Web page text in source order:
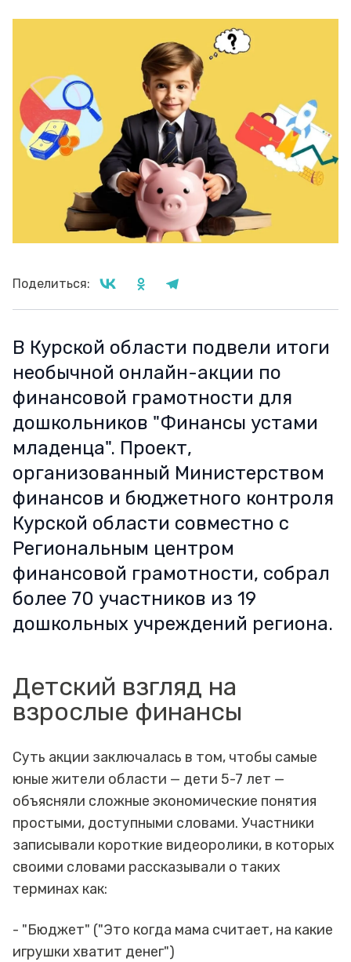
Поделиться:
В Курской области подвели итоги
необычной онлайн-акции по
финансовой грамотности для
дошкольников "Финансы устами
младенца". Проект,
организованный Министерством
финансов и бюджетного контроля
Курской области совместно с
Региональным центром
финансовой грамотности, собрал
более 70 участников из 19
дошкольных учреждений региона.
Детский взгляд на
взрослые финансы
Суть акции заключалась в том, чтобы самые
юные жители области — дети 5-7 лет —
объясняли сложные экономические понятия
простыми, доступными словами. Участники
записывали короткие видеоролики, в которых
своими словами рассказывали о таких
терминах как:
- "Бюджет" ("Это когда мама считает, на какие
игрушки хватит денег")